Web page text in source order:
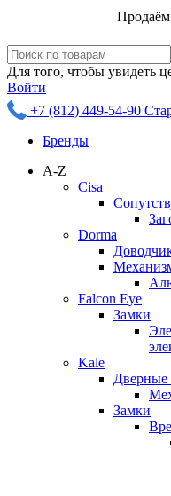
Продаём
Для того, чтобы увидеть
Войти
+7 (812) 449-54-90
Бренды
A-Z
Cisa
Dorma
Falcon Eye
Замки
Kale
Дверные
Замки